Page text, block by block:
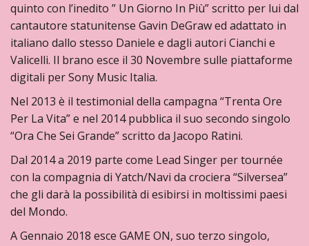
quinto con l’inedito ” Un Giorno In Più” scritto per lui dal
cantautore statunitense Gavin DeGraw ed adattato in
italiano dallo stesso Daniele e dagli autori Cianchi e
Valicelli. Il brano esce il 30 Novembre sulle piattaforme
digitali per Sony Music Italia.
Nel 2013 è il testimonial della campagna “Trenta Ore
Per La Vita” e nel 2014 pubblica il suo secondo singolo
“Ora Che Sei Grande” scritto da Jacopo Ratini.
Dal 2014 a 2019 parte come Lead Singer per tournée
con la compagnia di Yatch/Navi da crociera “Silversea”
che gli darà la possibilità di esibirsi in moltissimi paesi
del Mondo.
A Gennaio 2018 esce GAME ON, suo terzo singolo,